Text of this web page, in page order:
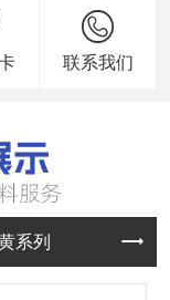
联系我们
系列